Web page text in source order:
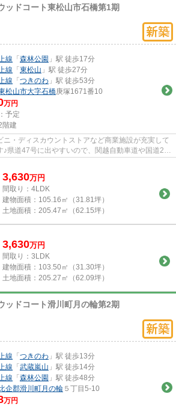
ッドコート東松山市石橋第1期
線 「森林公園 」駅 徒歩17分
線 「東松山 」駅 徒歩27分
線 「つきのわ 」駅 徒歩53分
松山市大字石橋庚塚1671番10
万円
予定
階建
・ディスカウントストアなど商業施設が充実して
県道47号に出やすいので、関越自動車道や国道254
...
3,630万円
間取り：4LDK
建物面積： 105.16㎡（31.81坪）
土地面積： 205.47㎡（62.15坪）
3,630万円
間取り：3LDK
建物面積： 103.50㎡（31.30坪）
土地面積： 205.27㎡（62.09坪）
ッドコート滑川町月の輪第2期
線 「つきのわ 」駅 徒歩13分
線 「武蔵嵐山 」駅 徒歩14分
線 「森林公園 」駅 徒歩48分
企郡滑川町月の輪 ５丁目5-10
万円